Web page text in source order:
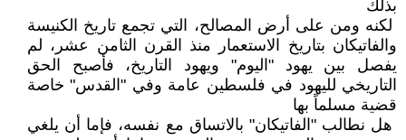
بذلك
لكنه ومن على أرض المصالح، التي تجمع تاريخ الكنيسة
والفاتيكان بتاريخ الاستعمار منذ القرن الثامن عشر، لم
يفصل بين يهود "اليوم" ويهود التاريخ، فأصبح الحق
التاريخي لليهود في فلسطين عامة وفي "القدس" خاصة
قضية مسلماً بها
هل نطالب "الفاتيكان" بالاتساق مع نفسه، فإما أن يلغي